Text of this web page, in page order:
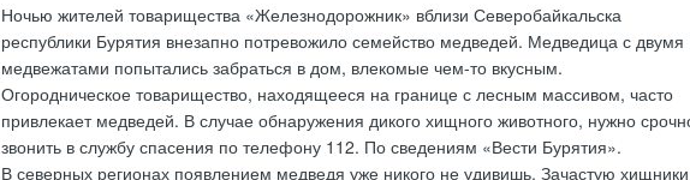
Ночью жителей товарищества «Железнодорожник» вблизи Северобайкальска
республики Бурятия внезапно потревожило семейство медведей. Медведица с двумя
медвежатами попытались забраться в дом, влекомые чем-то вкусным.
Огородническое товарищество, находящееся на границе с лесным массивом, часто
привлекает медведей. В случае обнаружения дикого хищного животного, нужно
звонить в службу спасения по телефону 112. По сведениям «Вести Бурятия».
В северных регионах появлением медведя уже никого не удивишь. Зачастую хищники